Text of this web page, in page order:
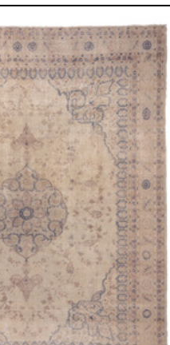
in höherer Auflösung
4 Bild Nr. 5
Nr. 9 Bild Nr. 10